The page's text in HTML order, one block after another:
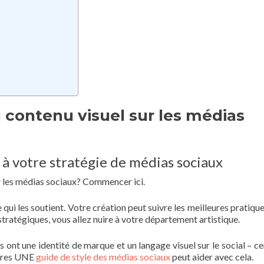
contenu visuel sur les médias
votre stratégie de médias sociaux
médias sociaux? Commencer ici.
les soutient. Votre création peut suivre les meilleures
vous allez nuire à votre département artistique.
ont une identité de marque et un langage visuel sur le social –
UNEguide de style des médias sociauxpeut aider avec cela.